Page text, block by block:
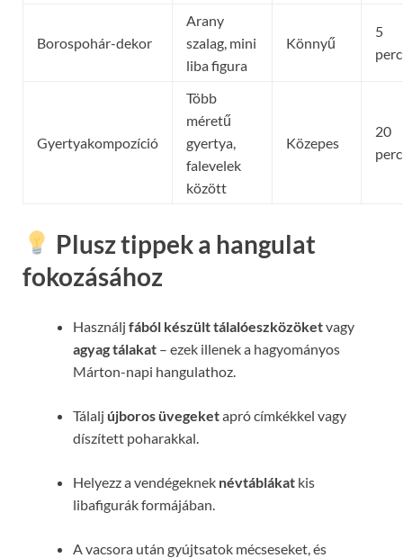
Borospohár-dekor
Arany
szalag, mini
liba figura
Könnyű
5
perc
Gyertyakompozíció
Több
méretű
gyertya,
falevelek
között
Közepes
20
perc
Plusz tippek a hangulat
fokozásához
Használj fából készült tálalóeszközöketvagy
agyag tálakat – ezek illenek a hagyományos
Márton-napi hangulathoz.
Tálalj újboros üvegeketapró címkékkel vagy
díszített poharakkal.
Helyezz a vendégeknek névtáblákat kis
libafigurák formájában.
A vacsora után gyújtsatok mécseseket, és